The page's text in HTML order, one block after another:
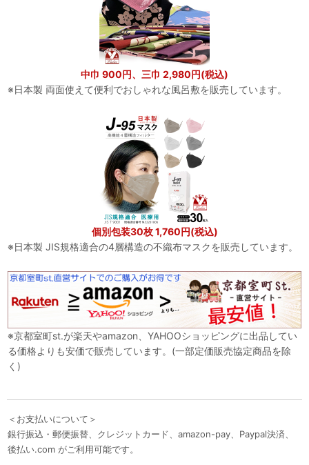
中巾 900円、三巾 2,980円(税込)
※日本製 両面使えて便利でおしゃれな風呂敷を販売しています。
個別包装30枚 1,760円(税込)
※日本製 JIS規格適合の4層構造の不織布マスクを販売しています。
※京都室町st.が楽天やamazon、YAHOOショッピングに出品してい
る価格よりも安価で販売しています。(一部定価販売協定商品を除
く)
＜お支払いについて＞
銀行振込・郵便振替、クレジットカード、amazon-pay、Paypal決済、
後払い.com がご利用可能です。